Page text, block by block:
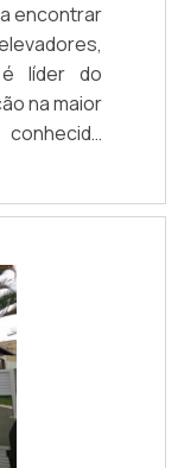
encontrar
líder do
na maior
o lugar é
sempre a
e para o
SOBRE
seus
uma